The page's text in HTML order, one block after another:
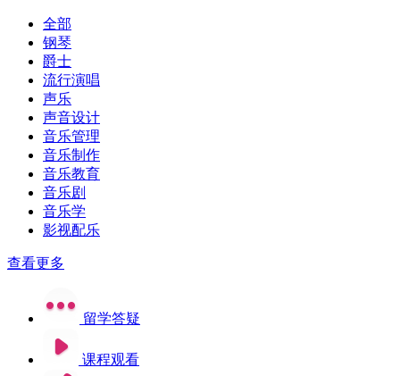
全部
钢琴
爵士
流行演唱
声乐
声音设计
音乐管理
音乐制作
音乐教育
音乐剧
音乐学
影视配乐
查看更多
留学答疑
课程观看